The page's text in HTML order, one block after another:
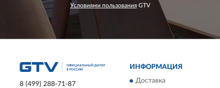
Условиями пользованияGTV
8 (499) 288-71-87
ИНФОРМАЦИЯ
Доставка